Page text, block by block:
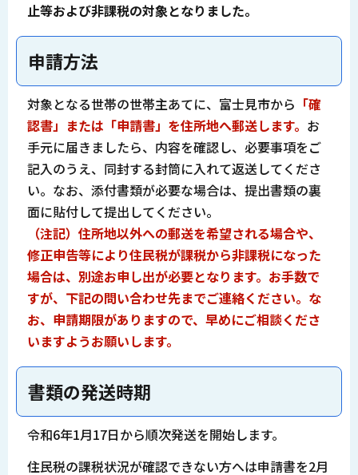
止等および非課税の対象となりました。
申請方法
対象となる世帯の世帯主あてに、富士見市から 「確
認書」または「申請書」を住所地へ郵送します。 お
手元に届きましたら、内容を確認し、必要事項をご
記入のうえ、同封する封筒に入れて返送してくださ
い。なお、添付書類が必要な場合は、提出書類の裏
面に貼付して提出してください。
（注記）住所地以外への郵送を希望される場合や、
修正申告等により住民税が課税から非課税になった
場合は、別途お申し出が必要となります。お手数で
すが、下記の問い合わせ先までご連絡ください。な
お、申請期限がありますので、早めにご相談くださ
いますようお願いします。
書類の発送時期
令和6年1月17日から順次発送を開始します。
住民税の課税状況が確認できない方へは申請書を2月